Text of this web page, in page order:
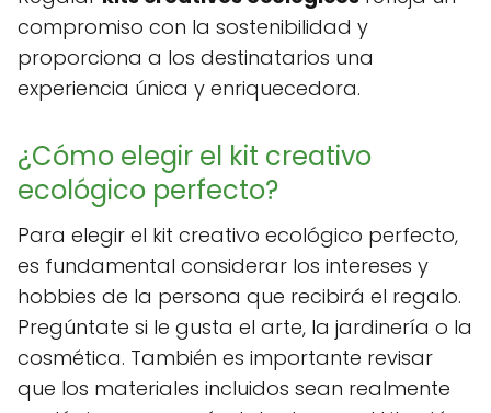
compromiso con la sostenibilidad y
proporciona a los destinatarios una
experiencia única y enriquecedora.
¿Cómo elegir el kit creativo
ecológico perfecto?
Para elegir el kit creativo ecológico perfecto,
es fundamental considerar los intereses y
hobbies de la persona que recibirá el regalo.
Pregúntate si le gusta el arte, la jardinería o la
cosmética. También es importante revisar
que los materiales incluidos sean realmente